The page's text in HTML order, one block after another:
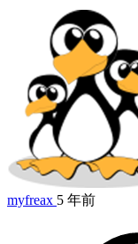
myfreax 5 年前